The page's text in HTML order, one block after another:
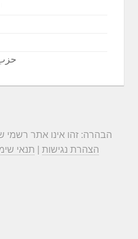
حزب
הבהרה: זהו אינו אתר
הצהרת נגישות תנאי